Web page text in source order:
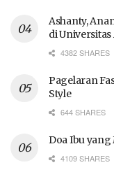
Ashanty,
di
4382 SHARES
Pagelaran
Style
644 SHARES
Doa Ibu
4109 SHARES